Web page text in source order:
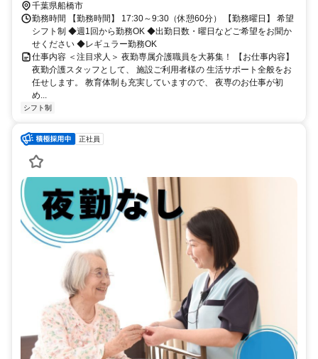
分
千葉県船橋市
勤務時間 【勤務時間】 17:30～9:30（休憩60分） 【勤務曜日】 希望
シフト制 ◆週1回から勤務OK ◆出勤日数・曜日などご希望をお聞か
せください ◆レギュラー勤務OK
仕事内容 ＜注目求人＞ 夜勤専属介護職員を大募集！ 【お仕事内容】
夜勤介護スタッフとして、 施設ご利用者様の 生活サポート全般をお
任せします。 教育体制も充実していますので、 夜専のお仕事が初
め...
シフト制
正社員